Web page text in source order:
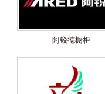
阿锐德橱柜